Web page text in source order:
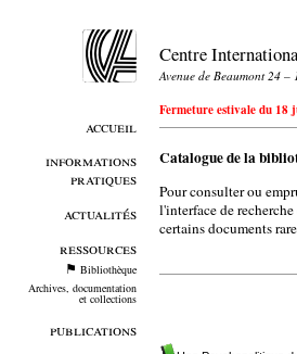
accueil
informations
pratiques
actualités
ressources
Bibliothèque
Archives, documentation
et collections
publications
Centre
Avenue de Beaumont 24 –
Fermeture estivale du 18
Catalogue de la
Pour consulter ou
l'interface de
certains documents